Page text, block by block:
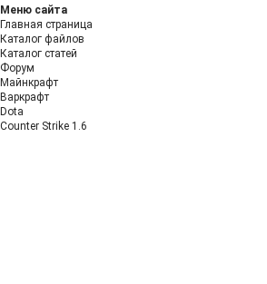
Меню сайта
Главная страница
Каталог файлов
Каталог статей
Форум
Майнкрафт
Варкрафт
Dota
Counter Strike 1.6